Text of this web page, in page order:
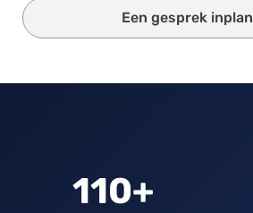
Een gesprek
110+